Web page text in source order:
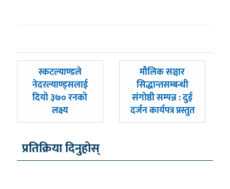
पछिल्लाे
-
स्कटल्याण्डले
नेदरल्याण्ड्सलाई
दियो ३७० रनको
लक्ष्य
अघिल्लाे
-
मौलिक सञ्चार
सिद्धान्तसम्बन्धी
संगोष्ठी सम्पन्न : दुई
दर्जन कार्यपत्र प्रस्तुत
प्रतिक्रिया दिनुहोस्